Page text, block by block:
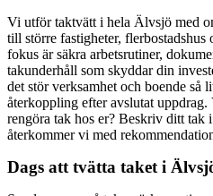
Vi utför taktvätt i hela Älvsjö med
till större fastigheter,
fokus är säkra arbetsrutiner,
takunderhåll som skyddar din
det stör verksamhet och boende
återkoppling efter avslutat
rengöra tak hos er? Beskriv ditt tak
återkommer vi med
Dags att tvätta taket i